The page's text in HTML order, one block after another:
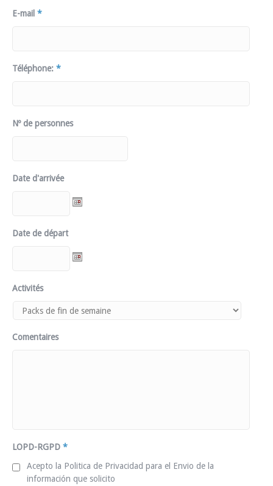
E-mail *
Téléphone: *
Nº de personnes
Date d'arrivée
Date de départ
Activités
Comentaires
LOPD-RGPD *
Acepto la Politica de Privacidad para el Envio de la
información que solicito